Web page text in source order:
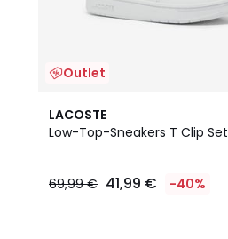
Outlet
LACOSTE
Low-Top-Sneakers T Clip Set
69,99 € 41,99 € -40%